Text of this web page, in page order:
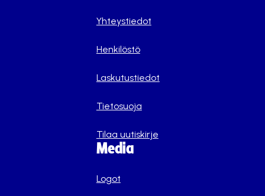
Yhteystiedot
Henkilöstö
Laskutustiedot
Tietosuoja
Tilaa uutiskirje
Media
Logot